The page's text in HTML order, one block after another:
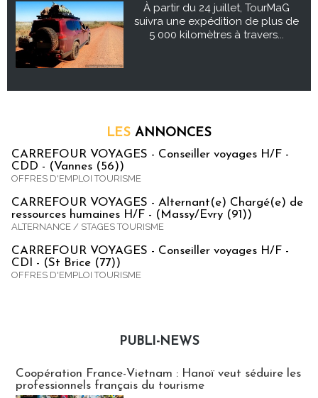
À partir du 24 juillet, TourMaG
suivra une expédition de plus de
5 000 kilomètres à travers...
LES ANNONCES
CARREFOUR VOYAGES - Conseiller voyages H/F -
CDD - (Vannes (56))
OFFRES D'EMPLOI TOURISME
CARREFOUR VOYAGES - Alternant(e) Chargé(e) de
ressources humaines H/F - (Massy/Evry (91))
ALTERNANCE / STAGES TOURISME
CARREFOUR VOYAGES - Conseiller voyages H/F -
CDI - (St Brice (77))
OFFRES D'EMPLOI TOURISME
PUBLI-NEWS
Coopération France-Vietnam : Hanoï veut séduire les
professionnels français du tourisme